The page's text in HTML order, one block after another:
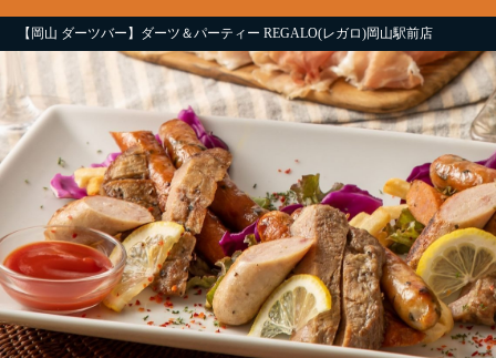
【岡山 ダーツバー】ダーツ＆パーティー REGALO(レガロ)岡山駅前店